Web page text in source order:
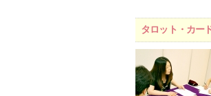
タロット・カー